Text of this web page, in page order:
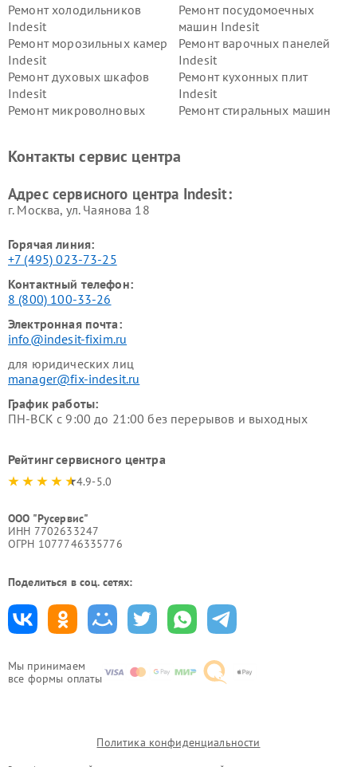
Мы принимаем
все формы оплаты
Ремонт холодильников
Indesit
Ремонт посудомоечных
машин Indesit
Ремонт морозильных камер
Indesit
Ремонт варочных панелей
Indesit
Ремонт духовых шкафов
Indesit
Ремонт кухонных плит
Indesit
Ремонт микроволновых
Ремонт стиральных машин
Indesit
Indesit
Контакты сервис центра
Адрес сервисного центра Indesit:
г. Москва, ул. Чаянова 18
Горячая линия:
+7 (495) 023-73-25
Контактный телефон:
8 (800) 100-33-26
Электронная почта:
info@indesit-fixim.ru
для юридических лиц
manager@fix-indesit.ru
График работы:
ПН-ВСК с 9:00 до 21:00 без перерывов и выходных
Рейтинг сервисного центра
4.9-5.0
ООО "Русервис"
ИНН 7702633247
ОГРН 1077746335776
Поделиться в соц. сетях:
Политика конфиденциальности